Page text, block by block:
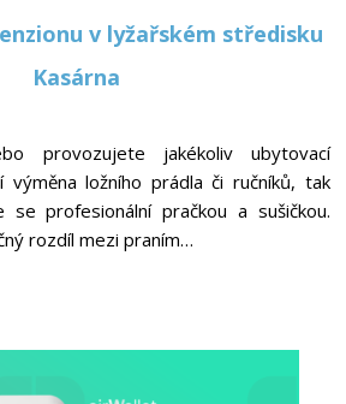
v lyžařském středisku
Kasárna
provozujete jakékoliv ubytovací
ložního prádla či ručníků, tak
profesionální pračkou a sušičkou.
rozdíl mezi praním…